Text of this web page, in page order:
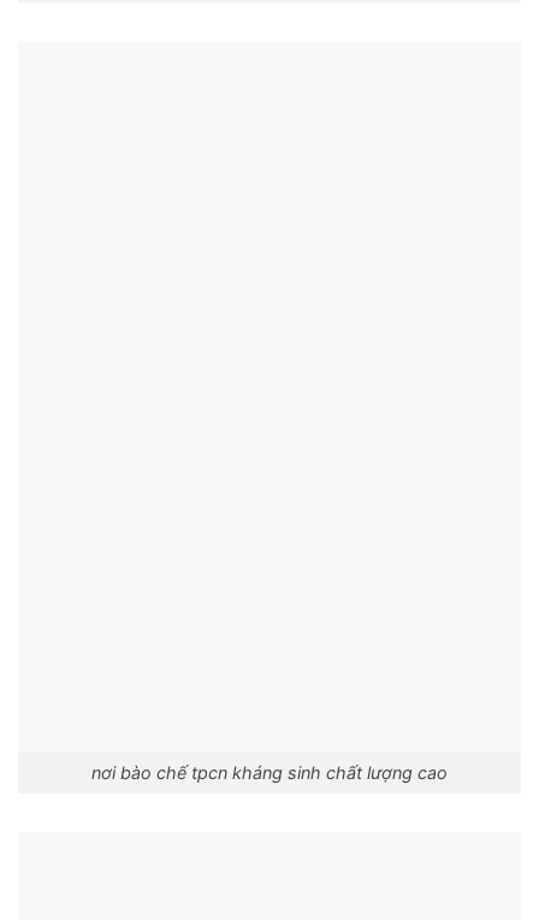
nơi bào chế tpcn kháng sinh chất lượng cao